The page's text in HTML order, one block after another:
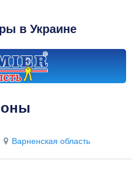
в Украине
Варненская область